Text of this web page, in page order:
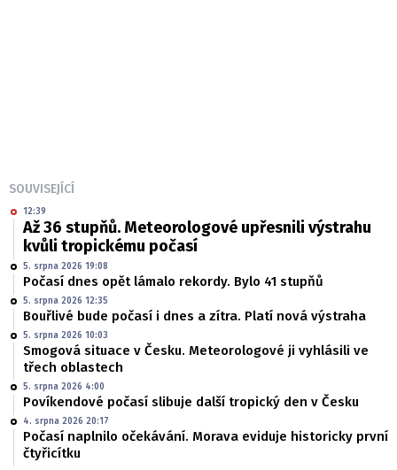
SOUVISEJÍCÍ
12:39
Až 36 stupňů. Meteorologové upřesnili výstrahu
kvůli tropickému počasí
5. srpna 2026 19:08
Počasí dnes opět lámalo rekordy. Bylo 41 stupňů
5. srpna 2026 12:35
Bouřlivé bude počasí i dnes a zítra. Platí nová výstraha
5. srpna 2026 10:03
Smogová situace v Česku. Meteorologové ji vyhlásili ve
třech oblastech
5. srpna 2026 4:00
Povíkendové počasí slibuje další tropický den v Česku
4. srpna 2026 20:17
Počasí naplnilo očekávání. Morava eviduje historicky první
čtyřicítku